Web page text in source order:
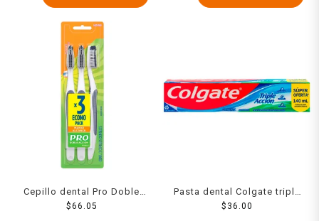
Cepillo dental Pro Doble
acción Mayor alcance 3
$66.05
Pasta dental Colgate triple
acción familiar menta
$ 36.00